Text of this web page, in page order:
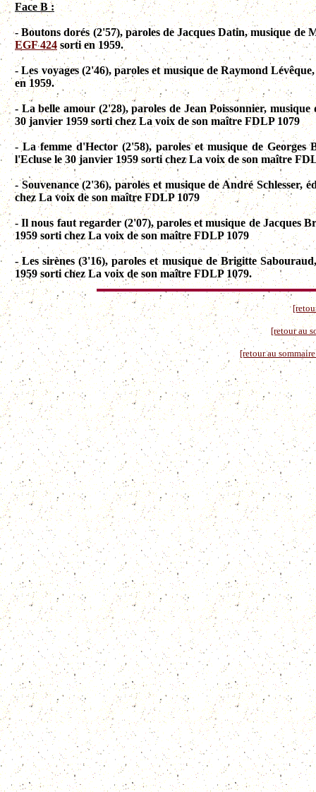
Face B :
- Boutons dorés (2'57), paroles de Jacques Datin, musique
EGF 424sorti en 1959.
- Les voyages (2'46), paroles et musique de Raymond
en 1959.
- La belle amour (2'28), paroles de Jean Poissonnier,
30 janvier 1959 sorti chez La voix de son maître FDLP 1079
- La femme d'Hector (2'58), paroles et musique de
l'Ecluse le 30 janvier 1959 sorti chez La voix de son maître
- Souvenance (2'36), paroles et musique de André Schlesser,
chez La voix de son maître FDLP 1079
- Il nous faut regarder (2'07), paroles et musique de Jacques
1959 sorti chez La voix de son maître FDLP 1079
- Les sirènes (3'16), paroles et musique de Brigitte
1959 sorti chez La voix de son maître FDLP 1079.
[retour au
[retour au